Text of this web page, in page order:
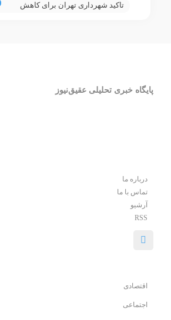
تاکید شهرداری تهران برای کاهش
پایگاه خبری تحلیلی عقیق‌نیوز
درباره ما
تماس با ما
آرشیو
RSS
اقتصادی
اجتماعی